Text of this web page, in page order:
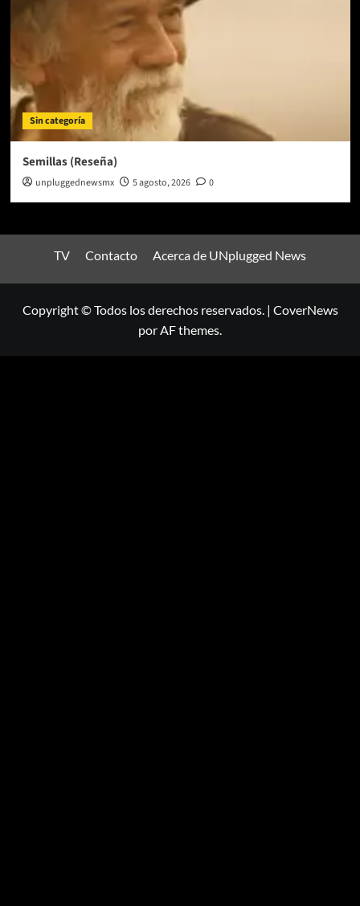
Sin categoría
Semillas (Reseña)
unpluggednewsmx 5 agosto, 2026 0
TV Contacto Acerca de UNplugged News
Copyright © Todos los derechos reservados. | CoverNews
por AF themes.